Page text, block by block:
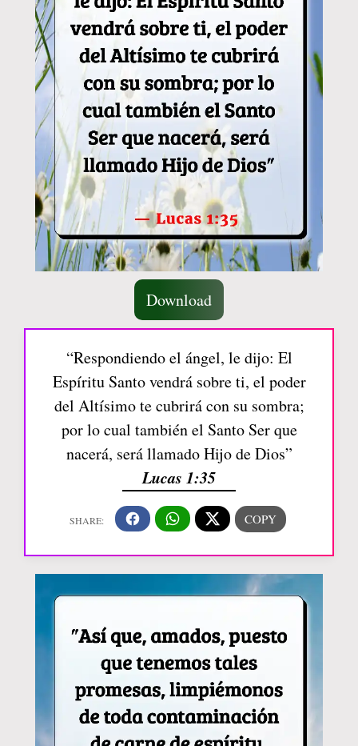
Download
“Respondiendo el ángel, le dijo: El
Espíritu Santo vendrá sobre ti, el poder
del Altísimo te cubrirá con su sombra;
por lo cual también el Santo Ser que
nacerá, será llamado Hijo de Dios”
Lucas 1:35